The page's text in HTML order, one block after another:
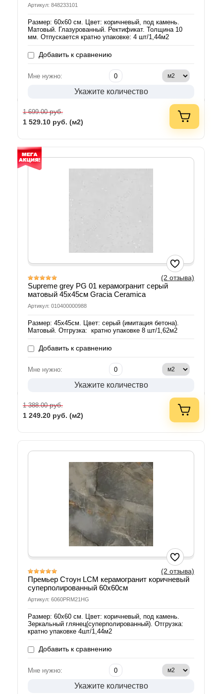
Артикул: 848233101
Размер: 60х60 см. Цвет: коричневый, под камень.
Матовый. Глазурованный. Ректификат. Толщина 10
мм. Отпускается кратно упаковке: 4 шт/1,44м2
Добавить к сравнению
Мне нужно:
Укажите количество
1 699.00руб.
1 529.10 руб. (м2)
(2 отзыва)
Supreme grey PG 01 керамогранит серый
матовый 45х45см Gracia Ceramica
Артикул: 010400000988
Размер: 45х45см. Цвет: серый (имитация бетона).
Матовый. Отгрузка: кратно упаковке 8 шт/1,62м2
Добавить к сравнению
Мне нужно:
Укажите количество
1 388.00руб.
1 249.20 руб. (м2)
(2 отзыва)
Премьер Стоун LCM керамогранит коричневый
суперполированный 60х60см
Артикул: 6060PRM21HG
Размер: 60х60 см. Цвет: коричневый, под камень.
Зеркальный глянец(суперполированный). Отгрузка:
кратно упаковке 4шт/1,44м2
Добавить к сравнению
Мне нужно:
Укажите количество